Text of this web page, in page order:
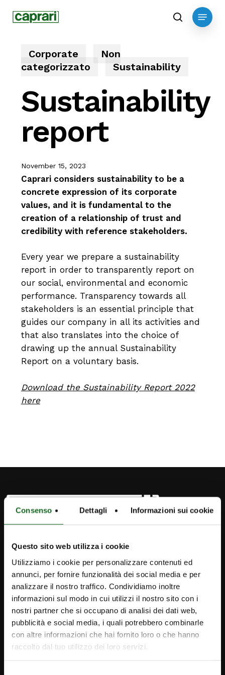
Consenso Dettagli Informazioni sui cookie
Questo sito web utilizza i cookie
Utilizziamo i cookie per personalizzare contenuti ed
annunci, per fornire funzionalità dei social media e per
analizzare il nostro traffico. Condividiamo inoltre
informazioni sul modo in cui utilizzi il nostro sito con i
nostri partner che si occupano di analisi dei dati web,
pubblicità e social media, i quali potrebbero combinarle
con altre informazioni che hai fornito loro o che hanno
raccolto dal tuo utilizzo dei loro servizi.
search
Menu
Corporate
Non
categorizzato
Sustainability
Sustainability
report
November 15, 2023
Caprari considers sustainability to be a
concrete expression of its corporate
values, and it is fundamental to the
creation of a relationship of trust and
credibility with reference stakeholders.
Every year we prepare a sustainability
report in order to transparently report on
our social, environmental and economic
performance. Transparency towards all
stakeholders is an essential principle that
guides our company in all its activities and
that also translates into the choice of
drawing up the annual Sustainability
Report on a voluntary basis.
Download the Sustainability Report 2022
here